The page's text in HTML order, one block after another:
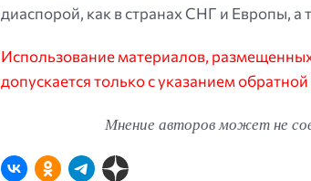
диаспорой, как в странах СНГ и Европы, а
Использование материалов, размещенных
допускается только с указанием
Мнение авторов может не